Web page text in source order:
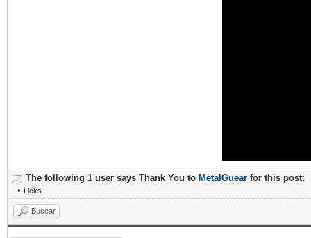
The following 1 user says Thank You to MetalGuear for this post:
• Licks
Buscar